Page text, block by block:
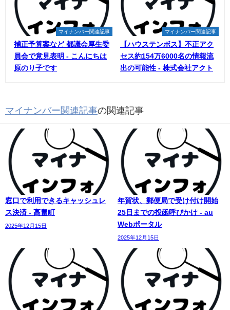
マイナンバー関連記事
補正予算案など 都議会厚生委
員会で意見表明 - こんにちは
原のり子です
マイナンバー関連記事
【ハウステンボス】不正アク
セス約154万6000名の情報流
出の可能性 - 株式会社アクト
マイナンバー関連記事の関連記事
窓口で利用できるキャッシュレ
ス決済 - 高畠町
2025年12月15日
年賀状、郵便局で受け付け開始
25日までの投函呼びかけ - au
Webポータル
2025年12月15日